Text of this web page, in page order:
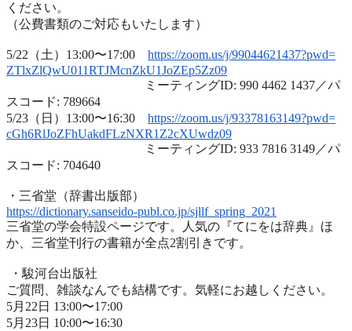
ください。
（公費書類のご対応もいたします）
5/22（土）13:00〜17:00 https://zoom.us/j/99044621437?pwd=
ZTlxZlQwU011RTJMcnZkU1JoZEp5Zz09
ミーティングID: 990 4462 1437／パ
スコード: 789664
5/23（日）13:00〜16:30 https://zoom.us/j/93378163149?pwd=
cGh6RlJoZFhUakdFLzNXR1Z2cXUwdz09
ミーティングID: 933 7816 3149／パ
スコード: 704640
・三省堂（辞書出版部）
https://dictionary.sanseido-publ.co.jp/sjllf_spring_2021
三省堂の学会特設ページです。人気の『てにをは辞典』ほ
か、 三省堂刊行の書籍が全点2割引きです。
・駿河台出版社
ご質問、雑談なんでも結構です。気軽にお越しください。
5月22日 13:00〜17:00
5月23日 10:00〜16:30